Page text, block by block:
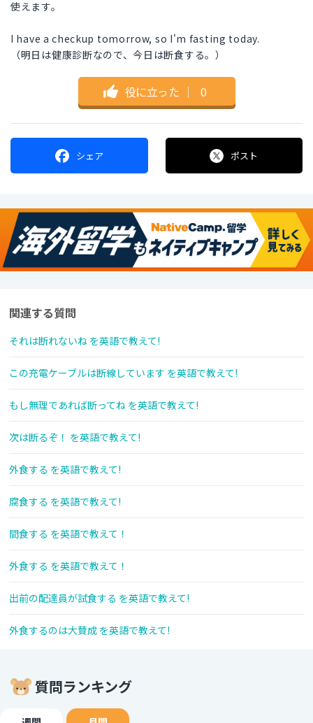
使えます。
I have a checkup tomorrow, so I'm fasting today.
（明日は健康診断なので、今日は断食する。）
役に立った ｜ 0
シェア ポスト
関連する質問
それは断れないね を英語で教えて!
この充電ケーブルは断線しています を英語で教えて!
もし無理であれば断ってね を英語で教えて!
次は断るぞ！ を英語で教えて!
外食する を英語で教えて!
腐食する を英語で教えて!
間食する を英語で教えて！
外食する を英語で教えて！
出前の配達員が試食する を英語で教えて!
外食するのは大賛成 を英語で教えて!
質問ランキング